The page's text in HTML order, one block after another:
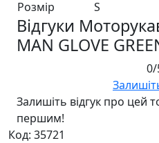
Розмір
S
Відгуки
MAN GLOVE
Залишіть відгук про цей
першим!
Код: 35721